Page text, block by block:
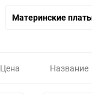
Материнские
Цена Название